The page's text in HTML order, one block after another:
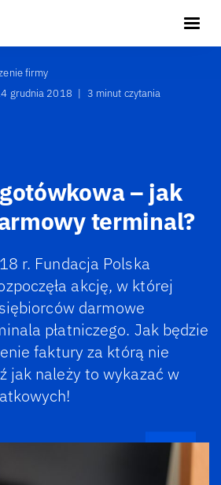
firmy
grudnia 2018 | 3 minut czytania
– jak
terminal?
r. Fundacja Polska
akcję, w której
darmowe
płatniczego. Jak będzie
faktury za którą nie
jak należy to wykazać w